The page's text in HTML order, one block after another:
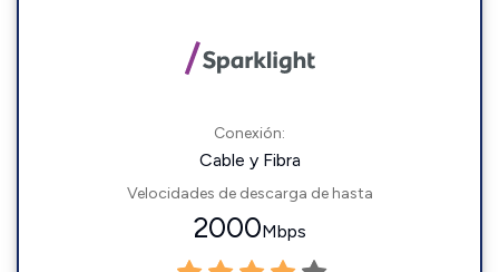
Conexión:
Cable y Fibra
Velocidades de descarga de hasta
2000Mbps